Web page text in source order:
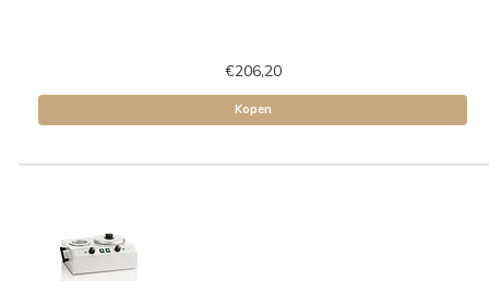
€206,20
Kopen